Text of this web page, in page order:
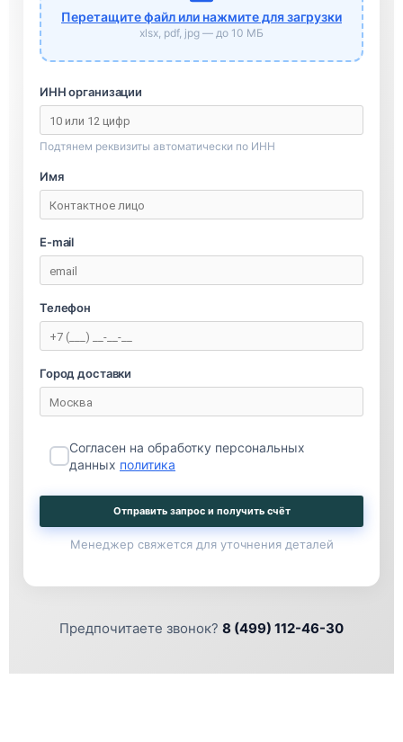
Перетащите файл или нажмите для загрузки
xlsx, pdf, jpg — до 10 МБ
ИНН организации
Подтянем реквизиты автоматически по ИНН
Имя
E-mail
Телефон
Город доставки
Согласен на обработку персональных
данных политика
Отправить запрос и получить счёт
Менеджер свяжется для уточнения деталей
Предпочитаете звонок? 8 (499) 112-46-30